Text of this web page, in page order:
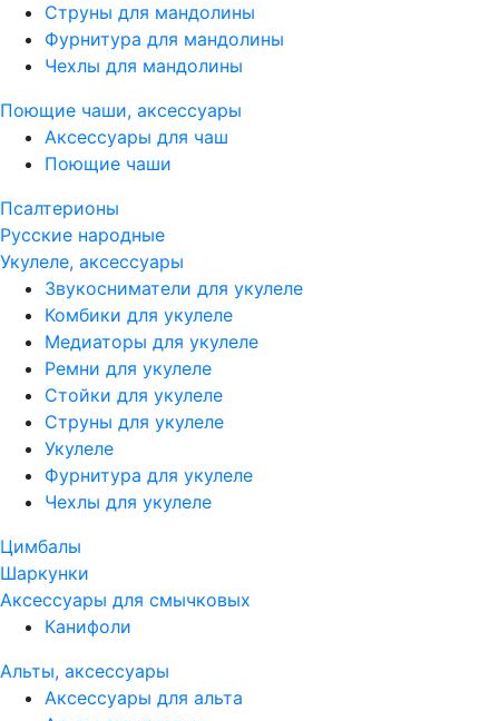
Струны для мандолины
Фурнитура для мандолины
Чехлы для мандолины
Поющие чаши, аксессуары
Аксессуары для чаш
Поющие чаши
Псалтерионы
Русские народные
Укулеле, аксессуары
Звукосниматели для укулеле
Комбики для укулеле
Медиаторы для укулеле
Ремни для укулеле
Стойки для укулеле
Струны для укулеле
Укулеле
Фурнитура для укулеле
Чехлы для укулеле
Цимбалы
Шаркунки
Аксессуары для смычковых
Канифоли
Альты, аксессуары
Аксессуары для альта